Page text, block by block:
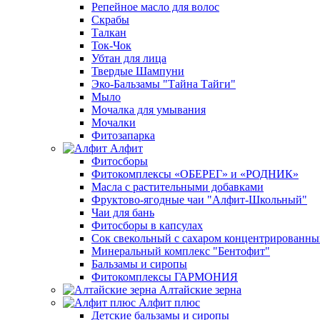
Репейное масло для волос
Скрабы
Талкан
Ток-Чок
Убтан для лица
Твердые Шампуни
Эко-Бальзамы "Тайна Тайги"
Мыло
Мочалка для умывания
Мочалки
Фитозапарка
Алфит
Фитосборы
Фитокомплексы «ОБЕРЕГ» и «РОДНИК»
Масла с растительными добавками
Фруктово-ягодные чаи "Алфит-Школьный"
Чаи для бань
Фитосборы в капсулах
Сок свекольный с сахаром
Минеральный комплекс "Бентофит"
Бальзамы и сиропы
Фитокомплексы ГАРМОНИЯ
Алтайские зерна
Алфит плюс
Детские бальзамы и сиропы